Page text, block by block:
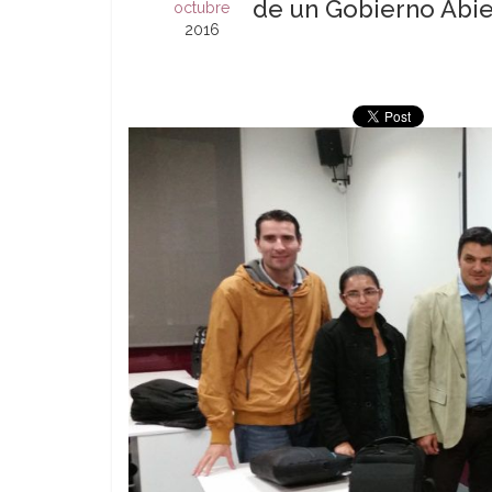
octubre
2016
de un Gobierno